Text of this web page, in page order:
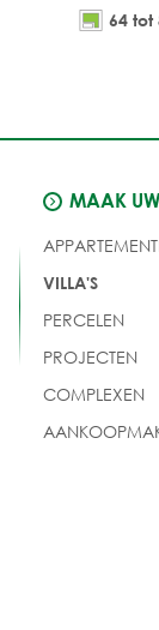
64 tot
MAAK
VILLA'S
PERCELEN
PROJECTEN
COMPLEXEN